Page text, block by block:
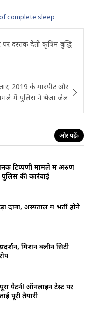
complete sleep
दस्तक देती कृत्रिम बुद्धि
2019 के मारपीट और
में पुलिस ने भेजा जेल
और पढ़ें›
टिप्पणी मामले में अरुण
की कार्रवाई
दावा, अस्पताल में भर्ती होने
मिशन क्लीन सिटी
पैटर्न! ऑनलाइन टेस्ट पर
पूरी तैयारी